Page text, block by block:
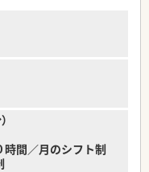
認証取得しており、質の高
ーに掲げています。
り組む企業として、厚生省
やすい環境が特徴です。
やスキルをしっかりと評価
ご相談可能です。
休日120日以上とお休み
立がしやすい求人です。
宅を完備しており、家賃の
間／月のシフト制